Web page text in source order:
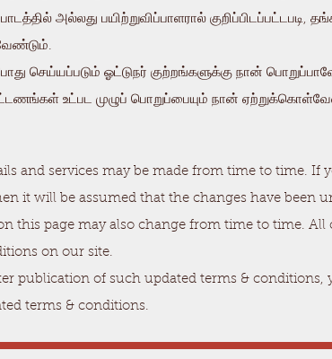
அல்லது பயிற்றுவிப்பாளரால் குறிப்பிடப்பட்டபடி,
செய்யப்படும் ஓட்டுநர் குற்றங்களுக்கு நான்
உட்பட முழுப் பொறுப்பையும் நான்
and services may be made from time to time.
it will be assumed that the changes have been
this page may also change from time to time.
on our site.
publication of such updated terms & conditions,
terms & conditions.